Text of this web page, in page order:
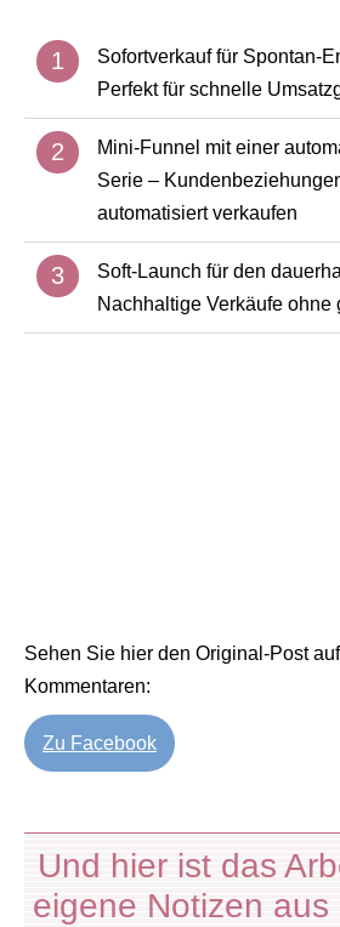
Sofortverkauf für Spontan-
Perfekt für schnelle
Mini-Funnel mit einer
Serie –
automatisiert verkaufen
Soft-Launch für den
Nachhaltige Verkäufe ohne
Sehen Sie hier den Original-Post
Kommentaren:
Zu Facebook
Und hier ist das
eigene Notizen aus